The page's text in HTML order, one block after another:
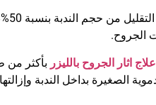
من حجم الندبة بنسبة 50%، يتم استخدام
الجروح.
علاج اثار الجروح بالليزر بأكثر من
الصغيرة بداخل الندبة